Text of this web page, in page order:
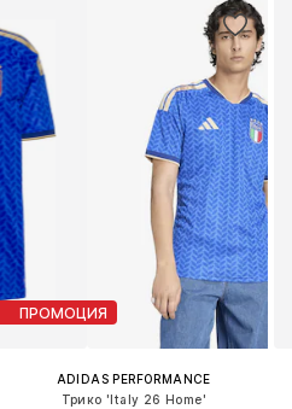
ПРОМОЦИЯ
ADIDAS PERFORMANCE
Трико 'Italy 26 Home'